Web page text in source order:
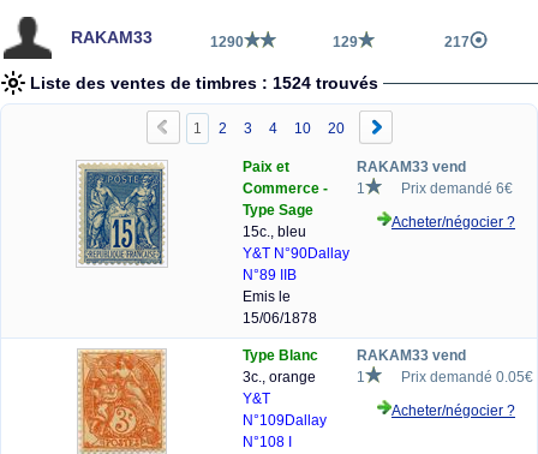
RAKAM33 1290 129 217
Liste des ventes de timbres : 1524 trouvés
1 2 3 4 10 20
Paix et
Commerce -
Type Sage
15c., bleu
Y&T N°90Dallay
N°89 IIB
Emis le
15/06/1878
RAKAM33 vend
1
Prix demandé 6€
Acheter/négocier ?
Type Blanc
3c., orange
Y&T
N°109Dallay
N°108 I
RAKAM33 vend
1
Prix demandé 0.05€
Acheter/négocier ?